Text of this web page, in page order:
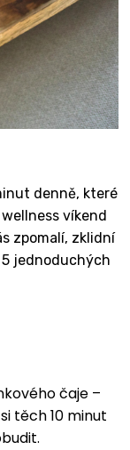
denně, které
víkend
zpomalí, zklidní
jednoduchých
čaje –
těch 10 minut